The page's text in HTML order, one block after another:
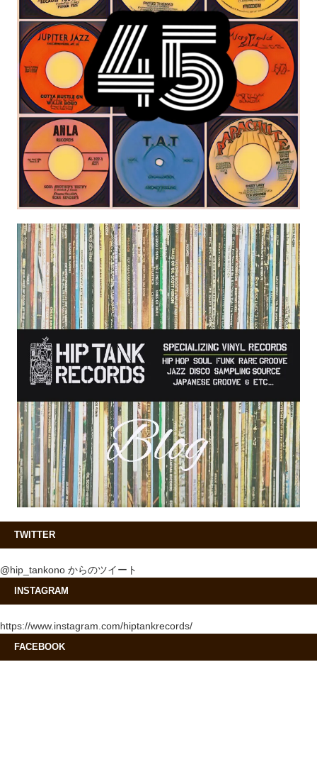
TWITTER
@hip_tankono からのツイート
INSTAGRAM
https://www.instagram.com/hiptankrecords/
FACEBOOK